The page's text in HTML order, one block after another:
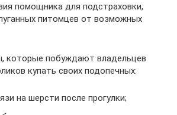
помощника для подстраховки,
питомцев от возможных
которые побуждают владельцев
купать своих подопечных:
на шерсти после прогулки;